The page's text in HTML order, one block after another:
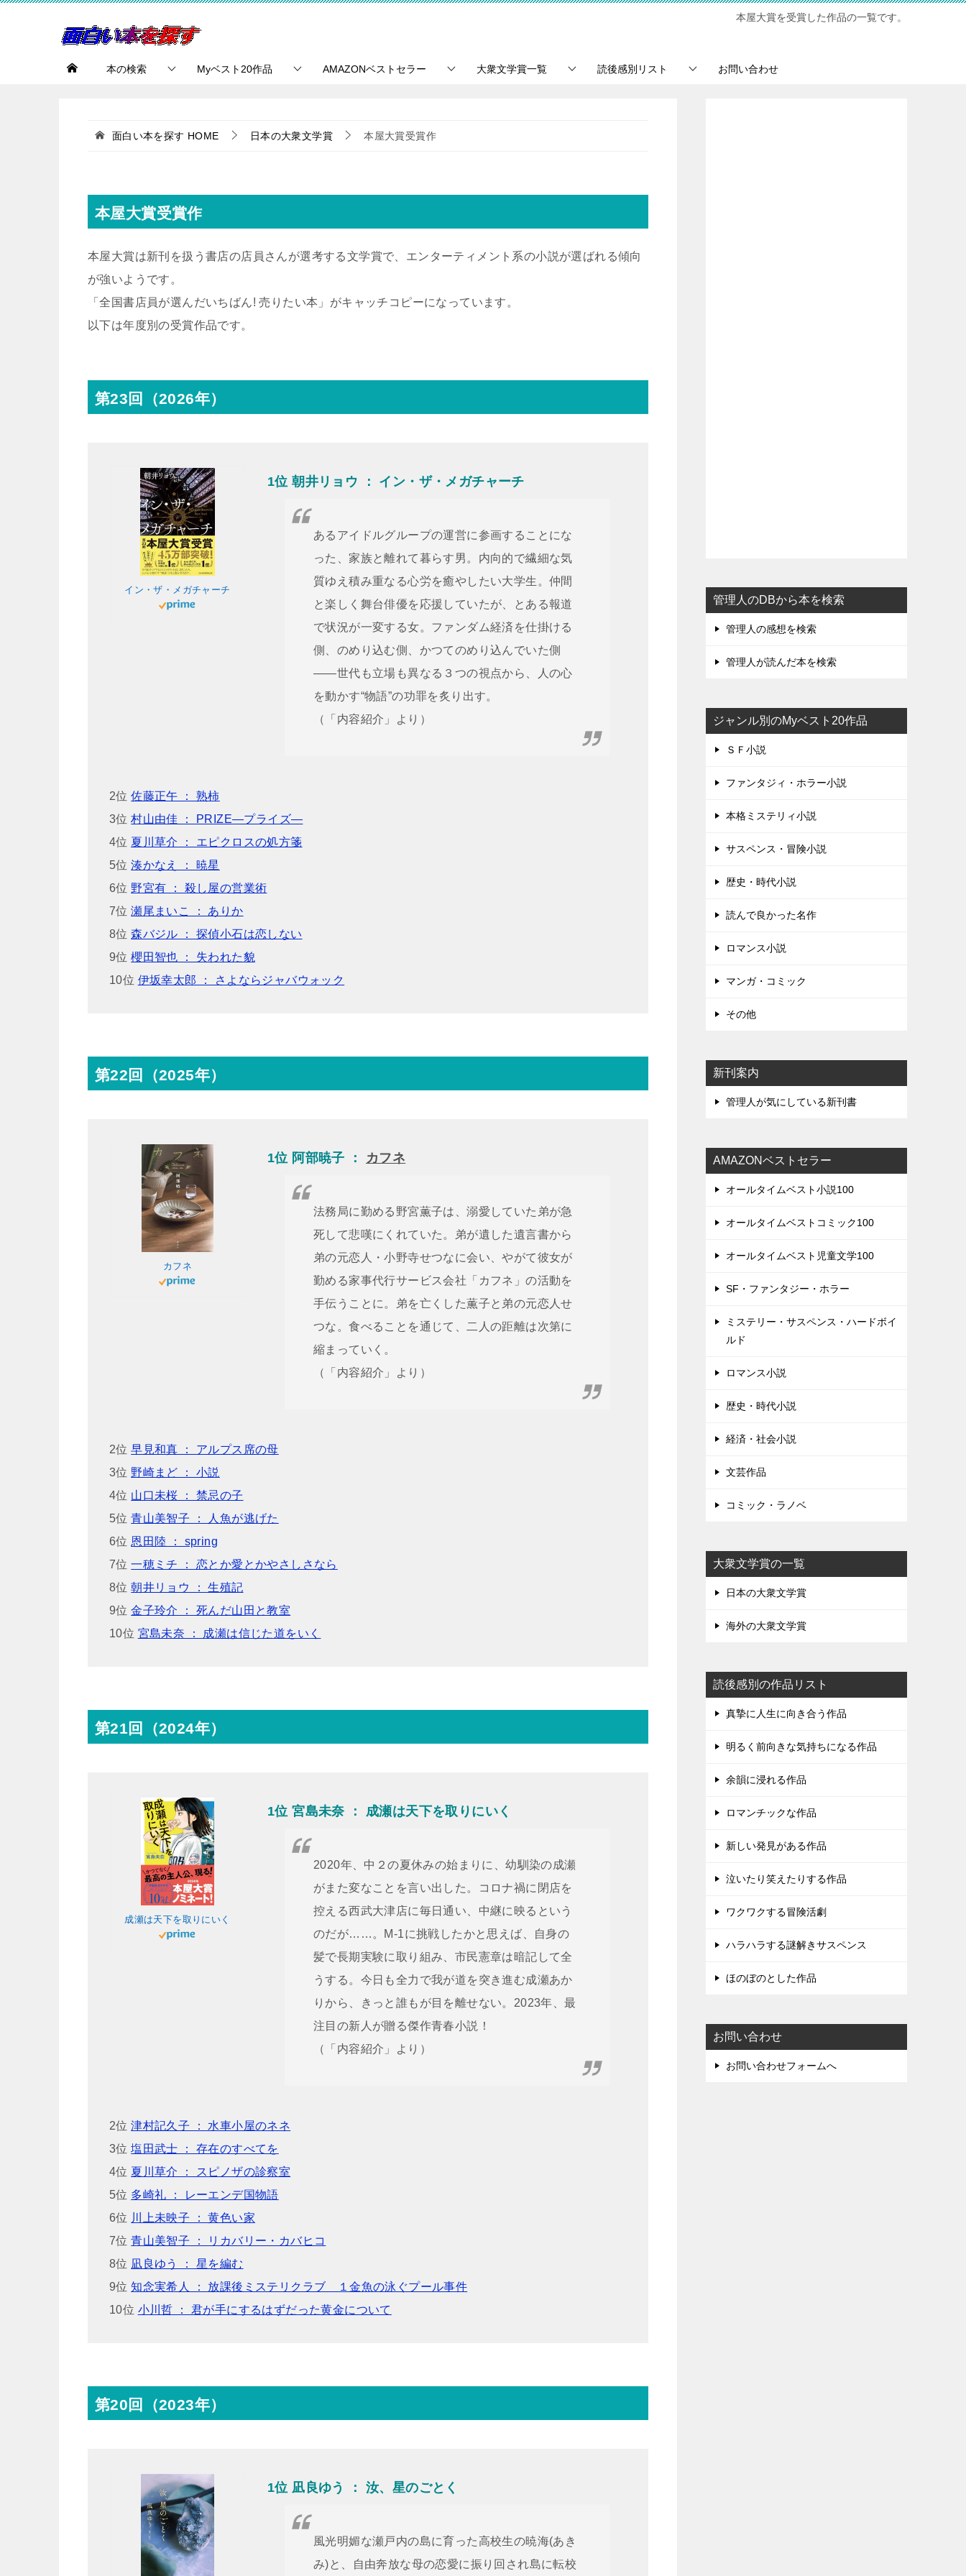
本屋大賞を受賞した作品の一覧です。
本の検索 Myベスト20作品 AMAZONベストセラー 大衆文学賞一覧 読後感別リスト お問い合わせ
面白い本を探す HOME 日本の大衆文学賞 本屋大賞受賞作
本屋大賞受賞作
本屋大賞は新刊を扱う書店の店員さんが選考する文学賞で、エンターティメント系の小説が選ばれる傾向
が強いようです。
「全国書店員が選んだいちばん! 売りたい本」がキャッチコピーになっています。
以下は年度別の受賞作品です。
第23回（2026年）
イン・ザ・メガチャーチ
1位 朝井リョウ ： イン・ザ・メガチャーチ
あるアイドルグループの運営に参画することにな
った、家族と離れて暮らす男。内向的で繊細な気
質ゆえ積み重なる心労を癒やしたい大学生。仲間
と楽しく舞台俳優を応援していたが、とある報道
で状況が一変する女。ファンダム経済を仕掛ける
側、のめり込む側、かつてのめり込んでいた側
――世代も立場も異なる３つの視点から、人の心
を動かす“物語”の功罪を炙り出す。
（「内容紹介」より）
2位佐藤正午 ： 熟柿
3位村山由佳 ： PRIZE―プライズ―
4位 夏川草介 ： エピクロスの処方箋
5位湊かなえ ： 暁星
6位 野宮有 ： 殺し屋の営業術
7位瀬尾まいこ ： ありか
8位森バジル ： 探偵小石は恋しない
9位櫻田智也 ： 失われた貌
10位 伊坂幸太郎 ： さよならジャバウォック
第22回（2025年）
カフネ
1位 阿部暁子 ： カフネ
法務局に勤める野宮薫子は、溺愛していた弟が急
死して悲嘆にくれていた。弟が遺した遺言書から
弟の元恋人・小野寺せつなに会い、やがて彼女が
勤める家事代行サービス会社「カフネ」の活動を
手伝うことに。弟を亡くした薫子と弟の元恋人せ
つな。食べることを通じて、二人の距離は次第に
縮まっていく。
（「内容紹介」より）
2位早見和真 ： アルプス席の母
3位 野崎まど ： 小説
4位 山口未桜 ： 禁忌の子
5位青山美智子 ： 人魚が逃げた
6位 恩田陸 ： spring
7位一穂ミチ ： 恋とか愛とかやさしさなら
8位朝井リョウ ： 生殖記
9位金子玲介 ： 死んだ山田と教室
10位 宮島未奈 ： 成瀬は信じた道をいく
第21回（2024年）
成瀬は天下を取りにいく
1位 宮島未奈 ： 成瀬は天下を取りにいく
2020年、中２の夏休みの始まりに、幼馴染の成瀬
がまた変なことを言い出した。コロナ禍に閉店を
控える西武大津店に毎日通い、中継に映るという
のだが……。M-1に挑戦したかと思えば、自身の
髪で長期実験に取り組み、市民憲章は暗記して全
うする。今日も全力で我が道を突き進む成瀬あか
りから、きっと誰もが目を離せない。2023年、最
注目の新人が贈る傑作青春小説！
（「内容紹介」より）
2位津村記久子 ： 水車小屋のネネ
3位塩田武士 ： 存在のすべてを
4位 夏川草介 ： スピノザの診察室
5位 多崎礼 ： レーエンデ国物語
6位 川上未映子 ： 黄色い家
7位青山美智子 ： リカバリー・カバヒコ
8位 凪良ゆう ： 星を編む
9位知念実希人 ： 放課後ミステリクラブ １金魚の泳ぐプール事件
10位 小川哲 ： 君が手にするはずだった黄金について
第20回（2023年）
1位 凪良ゆう ： 汝、星のごとく
風光明媚な瀬戸内の島に育った高校生の暁海(あき
み)と、自由奔放な母の恋愛に振り回され島に転校
管理人のDBから本を検索
管理人の感想を検索
管理人が読んだ本を検索
ジャンル別のMyベスト20作品
ＳＦ小説
ファンタジィ・ホラー小説
本格ミステリィ小説
サスペンス・冒険小説
歴史・時代小説
読んで良かった名作
ロマンス小説
マンガ・コミック
その他
新刊案内
管理人が気にしている新刊書
AMAZONベストセラー
オールタイムベスト小説100
オールタイムベストコミック100
オールタイムベスト児童文学100
SF・ファンタジー・ホラー
ミステリー・サスペンス・ハードボイ
ルド
ロマンス小説
歴史・時代小説
経済・社会小説
文芸作品
コミック・ラノベ
大衆文学賞の一覧
日本の大衆文学賞
海外の大衆文学賞
読後感別の作品リスト
真摯に人生に向き合う作品
明るく前向きな気持ちになる作品
余韻に浸れる作品
ロマンチックな作品
新しい発見がある作品
泣いたり笑えたりする作品
ワクワクする冒険活劇
ハラハラする謎解きサスペンス
ほのぼのとした作品
お問い合わせ
お問い合わせフォームへ